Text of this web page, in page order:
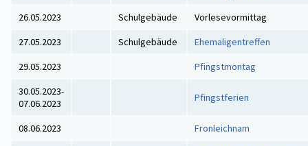
26.05.2023
Schulgebäude
Vorlesevormittag
27.05.2023
Schulgebäude
Ehemaligentreffen
29.05.2023
Pfingstmontag
30.05.2023-
07.06.2023
Pfingstferien
08.06.2023 Fronleichnam